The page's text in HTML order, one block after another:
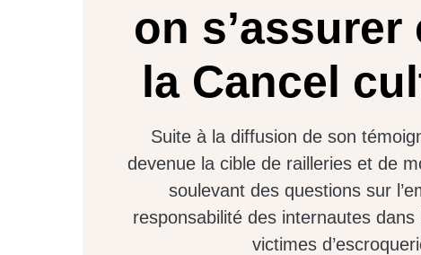
on s’assurer
la Cancel
Suite à la diffusion de son
devenue la cible de railleries et de
soulevant des questions sur
responsabilité des internautes
victimes